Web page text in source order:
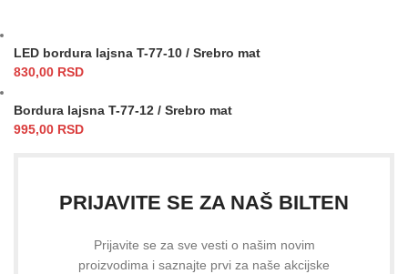
LED bordura lajsna T-77-10 / Srebro mat
830,00 RSD
Bordura lajsna T-77-12 / Srebro mat
995,00 RSD
PRIJAVITE SE ZA NAŠ BILTEN
Prijavite se za sve vesti o našim novim
proizvodima i saznajte prvi za naše akcijske